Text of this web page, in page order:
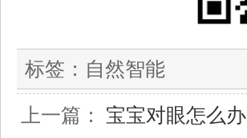
标签： 自然智能
上一篇： 宝宝对眼怎么办